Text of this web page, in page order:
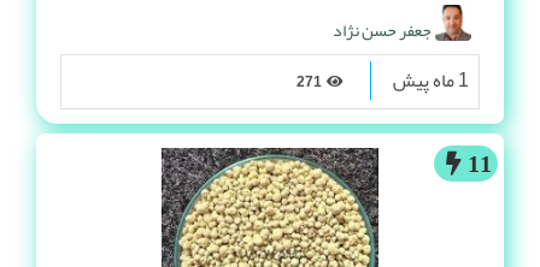
جعفر حسن نژاد
1 ماه پیش
11